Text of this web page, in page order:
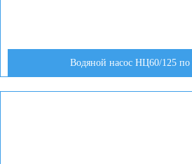
Водяной насос НЦ60/125 по